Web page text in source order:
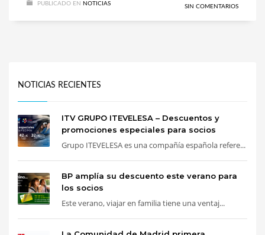
PUBLICADO EN NOTICIAS SIN COMENTARIOS
NOTICIAS RECIENTES
ITV GRUPO ITEVELESA – Descuentos y
promociones especiales para socios
Grupo ITEVELESA es una compañía española refere...
BP amplía su descuento este verano para
los socios
Este verano, viajar en familia tiene una ventaj...